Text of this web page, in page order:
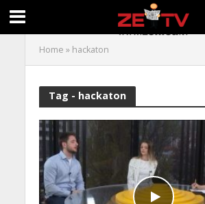
Home » hackaton
Tag - hackaton